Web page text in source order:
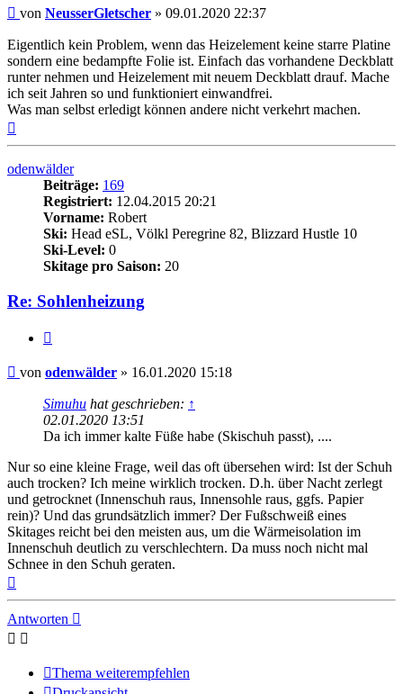
Beitrag
von NeusserGletscher » 09.01.2020 22:37
Eigentlich kein Problem, wenn das Heizelement keine starre Platine
sondern eine bedampfte Folie ist. Einfach das vorhandene Deckblatt
runter nehmen und Heizelement mit neuem Deckblatt drauf. Mache
ich seit Jahren so und funktioniert einwandfrei.
Was man selbst erledigt können andere nicht verkehrt machen.
odenwälder
Beiträge: 169
Registriert: 12.04.2015 20:21
Vorname: Robert
Ski: Head eSL, Völkl Peregrine 82, Blizzard Hustle 10
Ski-Level: 0
Skitage pro Saison: 20
Re: Sohlenheizung
Beitrag
von odenwälder » 16.01.2020 15:18
Simuhu hat geschrieben: ↑
02.01.2020 13:51
Da ich immer kalte Füße habe (Skischuh passt), ....
Nur so eine kleine Frage, weil das oft übersehen wird: Ist der Schuh
auch trocken? Ich meine wirklich trocken. D.h. über Nacht zerlegt
und getrocknet (Innenschuh raus, Innensohle raus, ggfs. Papier
rein)? Und das grundsätzlich immer? Der Fußschweiß eines
Skitages reicht bei den meisten aus, um die Wärmeisolation im
Innenschuh deutlich zu verschlechtern. Da muss noch nicht mal
Schnee in den Schuh geraten.
Antworten
Thema weiterempfehlen